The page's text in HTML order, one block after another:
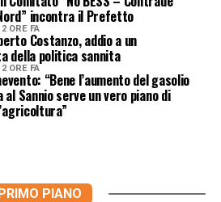
incontra il Prefetto
2 ORE FA
Costanzo, addio a un
della politica sannita
2 ORE FA
“Bene l’aumento del gasolio
al Sannio serve un vero piano di
PIANO